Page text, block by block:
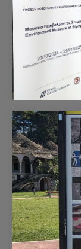
έτσι και
Έκθεση
Οκτωβρίου
Έκθεση
2024Το πρωί
Μουσείο